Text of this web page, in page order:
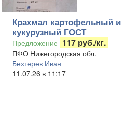
Крахмал картофельный и
кукурузный ГОСТ
Предложение 117 руб./кг.
ПФО Нижегородская обл.
Бехтерев Иван
11.07.26 в 11:17